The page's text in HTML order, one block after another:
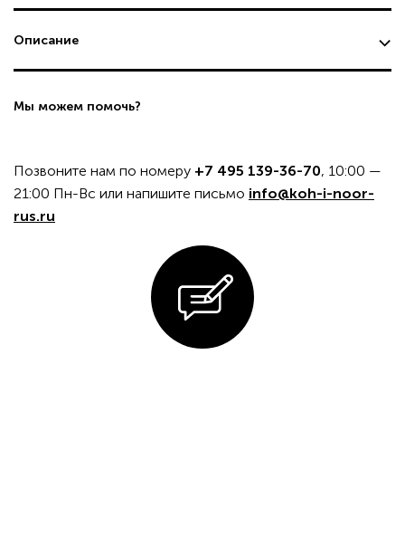
Описание
Мы можем помочь?
Позвоните нам по номеру +7 495 139-36-70, 10:00 —
21:00 Пн-Вс или напишите письмо info@koh-i-noor-
rus.ru